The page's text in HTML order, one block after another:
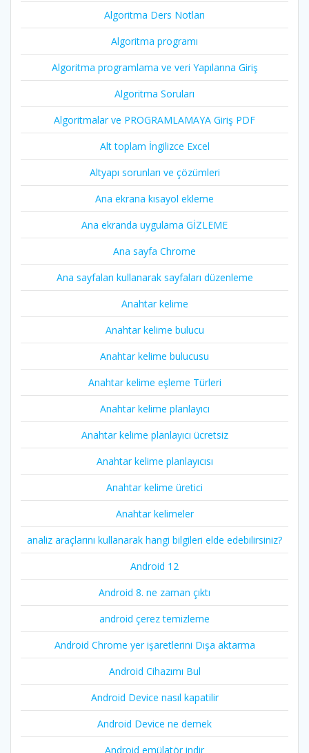
Algoritma Ders Notları
Algoritma programı
Algoritma programlama ve veri Yapılarına Giriş
Algoritma Soruları
Algoritmalar ve PROGRAMLAMAYA Giriş PDF
Alt toplam İngilizce Excel
Altyapı sorunları ve çözümleri
Ana ekrana kısayol ekleme
Ana ekranda uygulama GİZLEME
Ana sayfa Chrome
Ana sayfaları kullanarak sayfaları düzenleme
Anahtar kelime
Anahtar kelime bulucu
Anahtar kelime bulucusu
Anahtar kelime eşleme Türleri
Anahtar kelime planlayıcı
Anahtar kelime planlayıcı ücretsiz
Anahtar kelime planlayıcısı
Anahtar kelime üretici
Anahtar kelimeler
analiz araçlarını kullanarak hangi bilgileri elde edebilirsiniz?
Android 12
Android 8. ne zaman çıktı
android çerez temizleme
Android Chrome yer işaretlerini Dışa aktarma
Android Cihazımı Bul
Android Device nasıl kapatilir
Android Device ne demek
Android emülatör indir